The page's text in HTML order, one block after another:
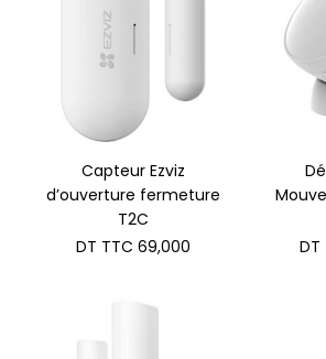
Capteur Ezviz
d’ouverture fermeture
T2C
DT TTC 69,000
DT